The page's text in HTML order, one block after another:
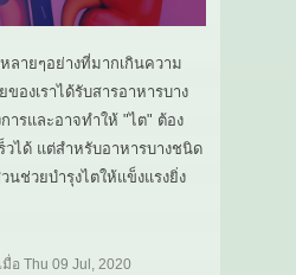
ลายๆอย่างที่มากเกินความ
ของเราได้รับสารอาหารบาง
ารและอาจทำให้ "ไต" ต้อง
วได้ แต่สำหรับอาหารบางชนิด
นช่วยบำรุงไตให้แข็งแรงยิ่ง
เมื่อ Thu 09 Jul, 2020